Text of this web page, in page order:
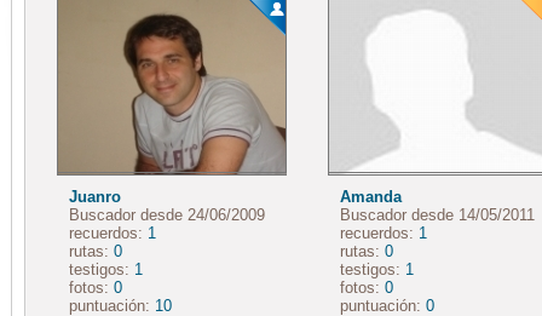
Juanro
Buscador desde 24/06/2009
recuerdos: 1
rutas: 0
testigos: 1
fotos: 0
puntuación: 10
Amanda
Buscador desde 14/05/2011
recuerdos: 1
rutas: 0
testigos: 1
fotos: 0
puntuación: 0